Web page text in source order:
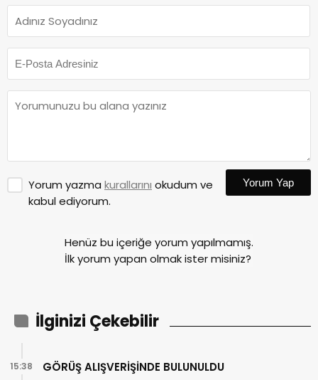
Yorum yazma kurallarını okudum ve
kabul ediyorum.
Yorum Yap
Henüz bu içeriğe yorum yapılmamış.
İlk yorum yapan olmak ister misiniz?
İlginizi Çekebilir
GÖRÜŞ ALIŞVERİŞİNDE BULUNULDU
15:38